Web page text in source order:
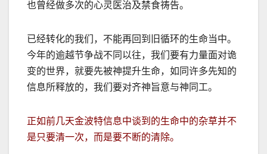
也曾经做多次的心灵医治及禁食祷告。
已经转化的我们，不能再回到旧循环的生命当中。
今年的逾越节争战不同以往，我们要有力量面对诡
变的世界，就要先被神提升生命，如同许多先知的
信息所释放的，我们要对齐神旨意与神同工。
正如前几天金波特信息中谈到的生命中的杂草并不
是只要清一次，而是要不断的清除。